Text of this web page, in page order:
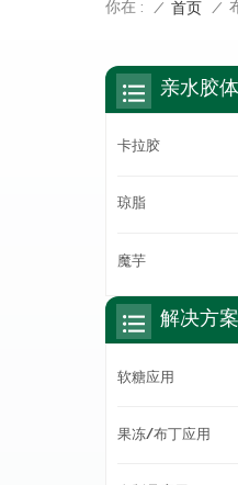
你在 : / 首页 /
亲水胶体
卡拉胶
琼脂
魔芋
解决方案
软糖应用
果冻/布丁应用